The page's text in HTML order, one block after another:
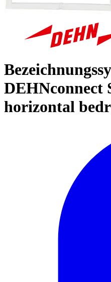
DEHNconnect
horizontal